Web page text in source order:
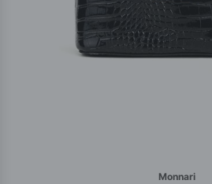
Monnari